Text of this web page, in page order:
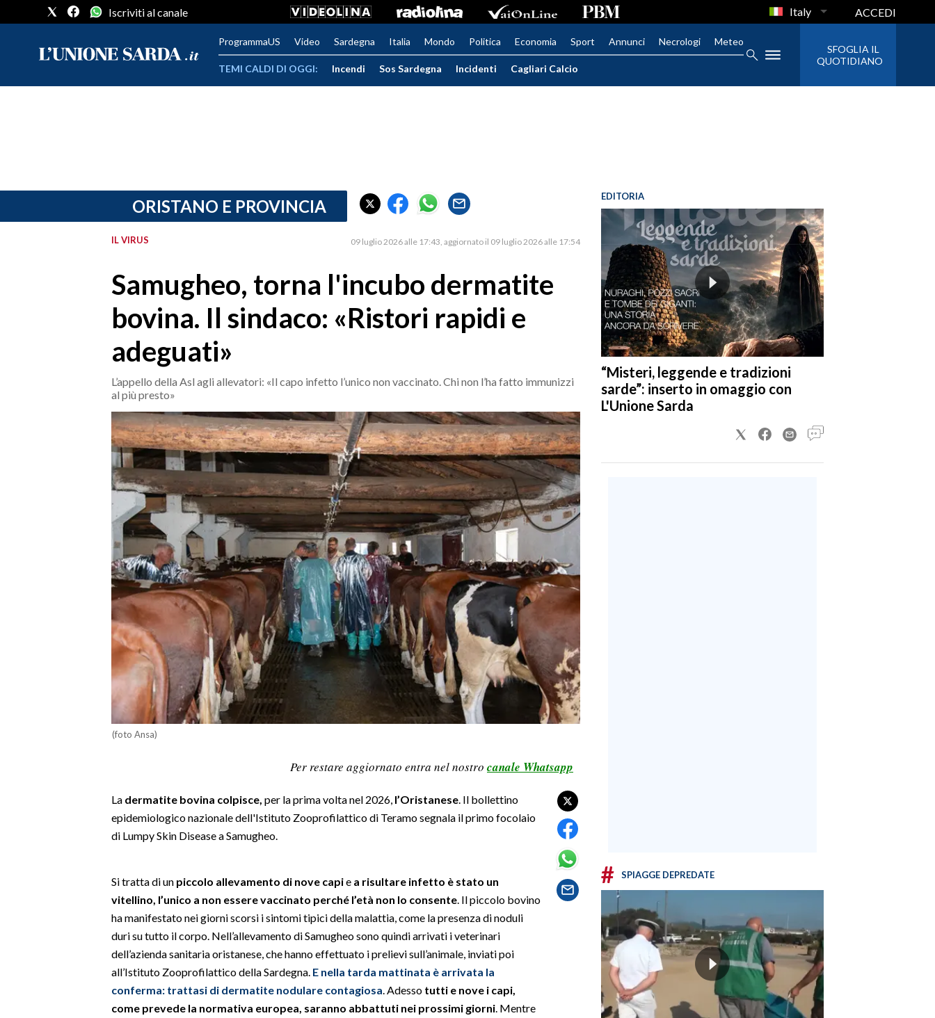
PROVINCIA DI CAGLIARI
SERVIZI ALLE IMPRESE
Iscriviti al canale Italy ACCEDI
ProgrammaUS Video Sardegna Italia Mondo Politica Economia Sport Annunci Necrologi Meteo
TEMI CALDI DI OGGI: Incendi Sos Sardegna Incidenti Cagliari Calcio
SFOGLIA IL
QUOTIDIANO
ORISTANO E PROVINCIA
IL VIRUS 09 luglio 2026 alle 17:43 aggiornato il 09 luglio 2026 alle 17:54
Samugheo, torna l'incubo dermatite
bovina. Il sindaco: «Ristori rapidi e
adeguati»
L’appello della Asl agli allevatori: «Il capo infetto l’unico non vaccinato. Chi non l’ha fatto immunizzi
al più presto»
(foto Ansa)
Per restare aggiornato entra nel nostro canale Whatsapp
La dermatite bovina colpisce, per la prima volta nel 2026, l’Oristanese. Il bollettino
epidemiologico nazionale dell'Istituto Zooprofilattico di Teramo segnala il primo focolaio
di Lumpy Skin Disease a Samugheo.
Si tratta di un piccolo allevamento di nove capie a risultare infetto è stato un
vitellino, l’unico a non essere vaccinato perché l’età non lo consente. Il piccolo bovino
ha manifestato nei giorni scorsi i sintomi tipici della malattia, come la presenza di noduli
duri su tutto il corpo. Nell’allevamento di Samugheo sono quindi arrivati i veterinari
dell’azienda sanitaria oristanese, che hanno effettuato i prelievi sull’animale, inviati poi
all’Istituto Zooprofilattico della Sardegna. E nella tarda mattinata è arrivata la
conferma: trattasi di dermatite nodulare contagiosa. Adesso tutti e nove i capi,
come prevede la normativa europea, saranno abbattuti nei prossimi giorni. Mentre
EDITORIA
“Misteri, leggende e tradizioni
sarde”: inserto in omaggio con
L'Unione Sarda
# SPIAGGE DEPREDATE